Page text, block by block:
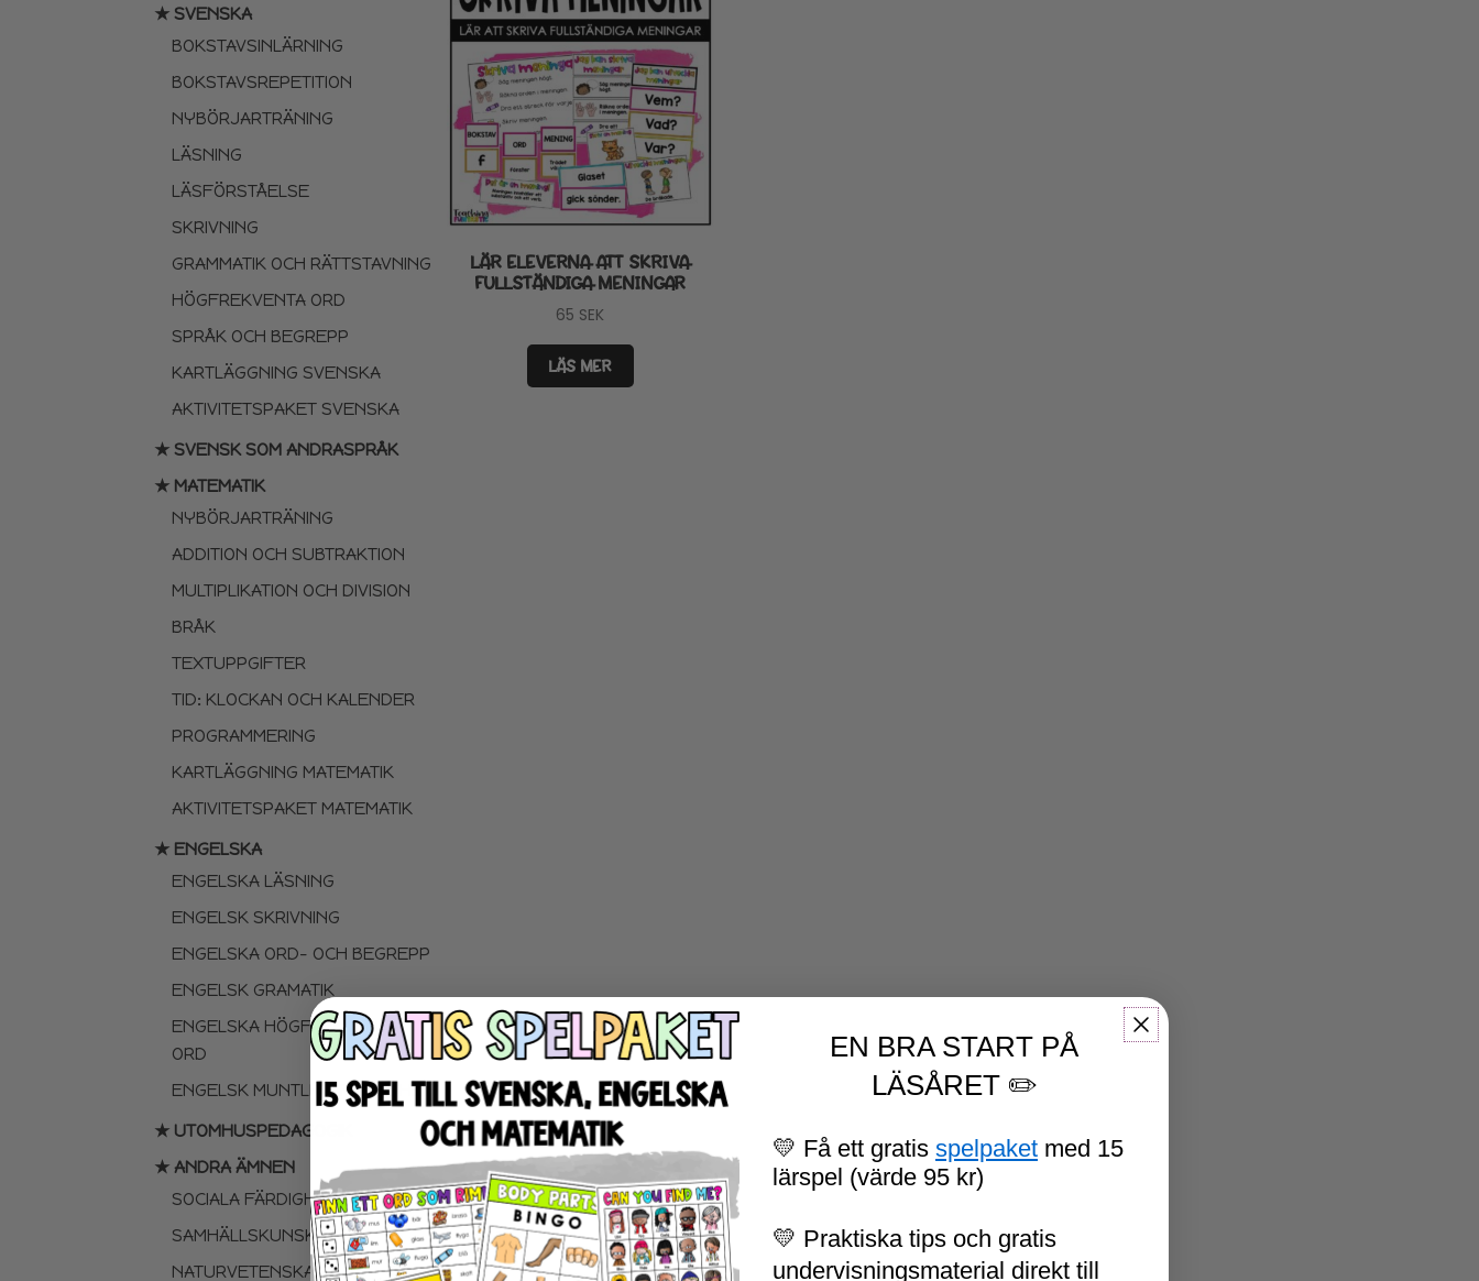
★ SVENSKA
BOKSTAVSINLÄRNING
BOKSTAVSREPETITION
NYBÖRJARTRÄNING
LÄSNING
LÄSFÖRSTÅELSE
SKRIVNING
GRAMMATIK OCH RÄTTSTAVNING
HÖGFREKVENTA ORD
SPRÅK OCH BEGREPP
KARTLÄGGNING SVENSKA
AKTIVITETSPAKET SVENSKA
★ SVENSK SOM ANDRASPRÅK
★ MATEMATIK
NYBÖRJARTRÄNING
ADDITION OCH SUBTRAKTION
MULTIPLIKATION OCH DIVISION
BRÅK
TEXTUPPGIFTER
TID: KLOCKAN OCH KALENDER
PROGRAMMERING
KARTLÄGGNING MATEMATIK
AKTIVITETSPAKET MATEMATIK
★ ENGELSKA
ENGELSKA LÄSNING
ENGELSK SKRIVNING
ENGELSKA ORD- OCH BEGREPP
ENGELSK GRAMATIK
ENGELSKA HÖGFREKVENTA
ORD
ENGELSK MUNTLIGA FÄRDIGHET
★ UTOMHUSPEDAGOGIK
★ ANDRA ÄMNEN
SOCIALA FÄRDIGHETER
SAMHÄLLSKUNSKAP
NATURVETENSKAP
LÄR ELEVERNA ATT SKRIVA
FULLSTÄNDIGA MENINGAR
65 SEK
LÄS MER
EN BRA START PÅ
LÄSÅRET ✏️
💛 Få ett gratis spelpaket med 15
lärspel (värde 95 kr)
💛 Praktiska tips och gratis
undervisningsmaterial direkt till